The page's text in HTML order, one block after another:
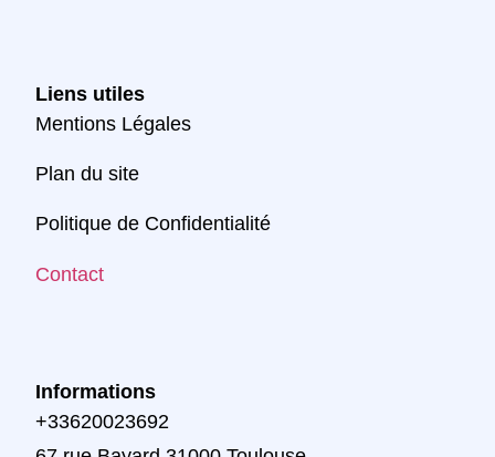
Liens utiles
Mentions Légales
Plan du site
Politique de Confidentialité
Contact
Informations
+33620023692